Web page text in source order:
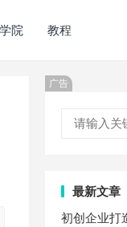
院 教程
广告
最新文章
初创企业打